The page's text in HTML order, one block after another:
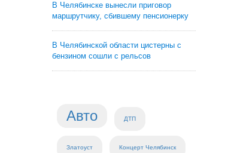
В Челябинске вынесли приговор
маршрутчику, сбившему пенсионерку
В Челябинской области цистерны с
бензином сошли с рельсов
Авто ДТП
Златоуст Концерт Челябинск